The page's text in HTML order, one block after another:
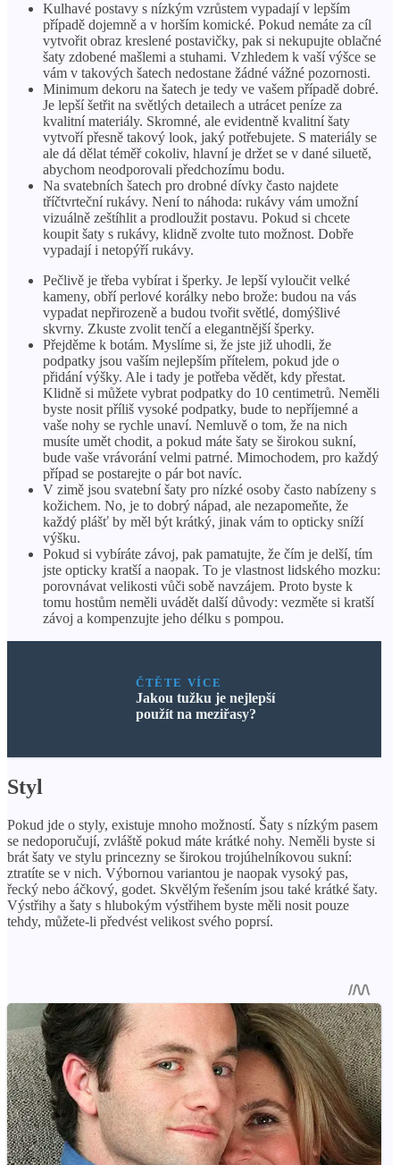
Kulhavé postavy s nízkým vzrůstem vypadají v lepším
případě dojemně a v horším komické. Pokud nemáte za cíl
vytvořit obraz kreslené postavičky, pak si nekupujte oblačné
šaty zdobené mašlemi a stuhami. Vzhledem k vaší výšce se
vám v takových šatech nedostane žádné vážné pozornosti.
Minimum dekoru na šatech je tedy ve vašem případě dobré.
Je lepší šetřit na světlých detailech a utrácet peníze za
kvalitní materiály. Skromné, ale evidentně kvalitní šaty
vytvoří přesně takový look, jaký potřebujete. S materiály se
ale dá dělat téměř cokoliv, hlavní je držet se v dané siluetě,
abychom neodporovali předchozímu bodu.
Na svatebních šatech pro drobné dívky často najdete
tříčtvrteční rukávy. Není to náhoda: rukávy vám umožní
vizuálně zeštíhlit a prodloužit postavu. Pokud si chcete
koupit šaty s rukávy, klidně zvolte tuto možnost. Dobře
vypadají i netopýří rukávy.
Pečlivě je třeba vybírat i šperky. Je lepší vyloučit velké
kameny, obří perlové korálky nebo brože: budou na vás
vypadat nepřirozeně a budou tvořit světlé, domýšlivé
skvrny. Zkuste zvolit tenčí a elegantnější šperky.
Přejděme k botám. Myslíme si, že jste již uhodli, že
podpatky jsou vaším nejlepším přítelem, pokud jde o
přidání výšky. Ale i tady je potřeba vědět, kdy přestat.
Klidně si můžete vybrat podpatky do 10 centimetrů. Neměli
byste nosit příliš vysoké podpatky, bude to nepříjemné a
vaše nohy se rychle unaví. Nemluvě o tom, že na nich
musíte umět chodit, a pokud máte šaty se širokou sukní,
bude vaše vrávorání velmi patrné. Mimochodem, pro každý
případ se postarejte o pár bot navíc.
V zimě jsou svatební šaty pro nízké osoby často nabízeny s
kožichem. No, je to dobrý nápad, ale nezapomeňte, že
každý plášť by měl být krátký, jinak vám to opticky sníží
výšku.
Pokud si vybíráte závoj, pak pamatujte, že čím je delší, tím
jste opticky kratší a naopak. To je vlastnost lidského mozku:
porovnávat velikosti vůči sobě navzájem. Proto byste k
tomu hostům neměli uvádět další důvody: vezměte si kratší
závoj a kompenzujte jeho délku s pompou.
ČTĚTE VÍCE
Jakou tužku je nejlepší
použít na meziřasy?
Styl
Pokud jde o styly, existuje mnoho možností. Šaty s nízkým pasem
se nedoporučují, zvláště pokud máte krátké nohy. Neměli byste si
brát šaty ve stylu princezny se širokou trojúhelníkovou sukní:
ztratíte se v nich. Výbornou variantou je naopak vysoký pas,
řecký nebo áčkový, godet. Skvělým řešením jsou také krátké šaty.
Výstřihy a šaty s hlubokým výstřihem byste měli nosit pouze
tehdy, můžete-li předvést velikost svého poprsí.